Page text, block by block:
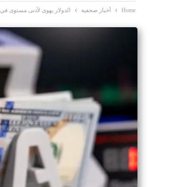
Home أخبار صحفية الدولار يهوى لأدنى مستوى في 10 سنوات أمام الفرنك السويسري